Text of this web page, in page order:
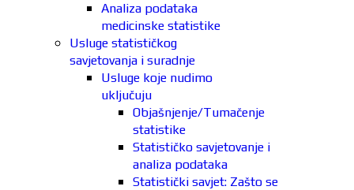
Analiza podataka
medicinske statistike
Usluge statističkog
savjetovanja i suradnje
Usluge koje nudimo
uključuju
Objašnjenje/Tumačenje
statistike
Statističko savjetovanje i
analiza podataka
Statistički savjet: Zašto se